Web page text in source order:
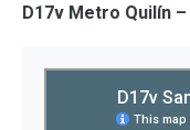
D17v Metro Quilín